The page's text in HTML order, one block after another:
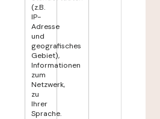
(z.B.
IP-
Adresse
und
geografisches
Gebiet),
Informationen
zum
Netzwerk,
zu
Ihrer
Sprache.